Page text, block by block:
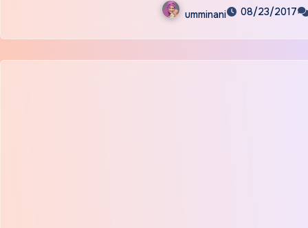
umminani 08/23/2017